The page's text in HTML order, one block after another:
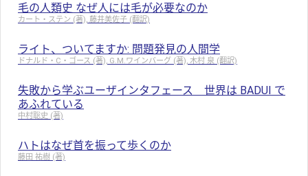
毛の人類史 なぜ人には毛が必要なのか
カート・ステン (著), 藤井美佐子 (翻訳)
ライト、ついてますか: 問題発見の人間学
ドナルド・C・ゴース (著), G.M.ワインバーグ (著), 木村 泉 (翻訳)
失敗から学ぶユーザインタフェース 世界は BADUI で
あふれている
中村聡史 (著)
ハトはなぜ首を振って歩くのか
藤田 祐樹 (著)